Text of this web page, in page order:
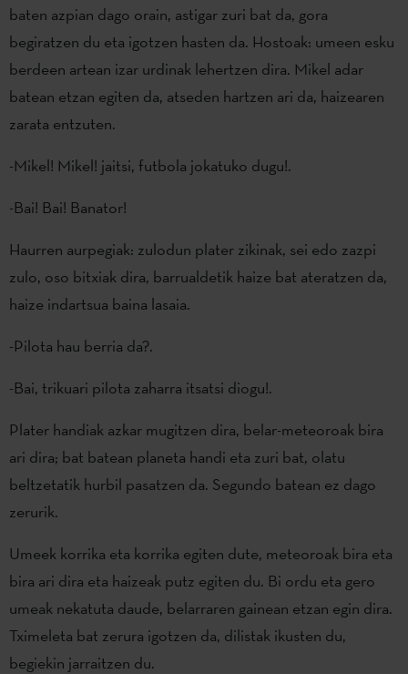
baten azpian dago orain, astigar zuri bat da, gora
begiratzen du eta igotzen hasten da. Hostoak: umeen esku
berdeen artean izar urdinak lehertzen dira. Mikel adar
batean etzan egiten da, atseden hartzen ari da, haizearen
zarata entzuten.
-Mikel! Mikel! jaitsi, futbola jokatuko dugu!.
-Bai! Bai! Banator!
Haurren aurpegiak: zulodun plater zikinak, sei edo zazpi
zulo, oso bitxiak dira, barrualdetik haize bat ateratzen da,
haize indartsua baina lasaia.
-Pilota hau berria da?.
-Bai, trikuari pilota zaharra itsatsi diogu!.
Plater handiak azkar mugitzen dira, belar-meteoroak bira
ari dira; bat batean planeta handi eta zuri bat, olatu
beltzetatik hurbil pasatzen da. Segundo batean ez dago
zerurik.
Umeek korrika eta korrika egiten dute, meteoroak bira eta
bira ari dira eta haizeak putz egiten du. Bi ordu eta gero
umeak nekatuta daude, belarraren gainean etzan egin dira.
Tximeleta bat zerura igotzen da, dilistak ikusten du,
begiekin jarraitzen du.